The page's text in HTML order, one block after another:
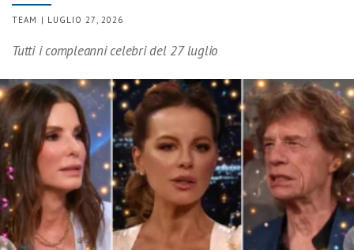
TEAM | LUGLIO 27, 2026
Tutti i compleanni celebri del 27 luglio